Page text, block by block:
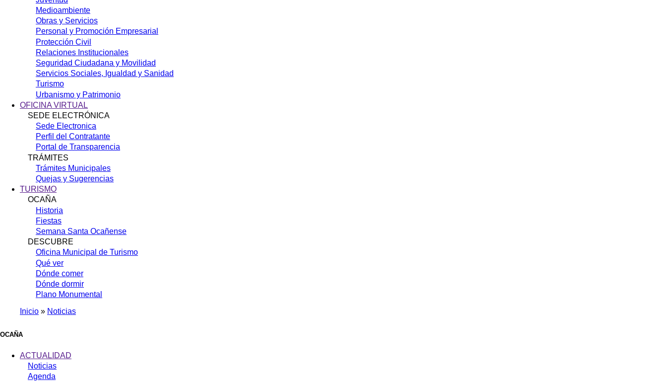
Medioambiente
Obras y Servicios
Personal y Promoción Empresarial
Protección Civil
Relaciones Institucionales
Seguridad Ciudadana y Movilidad
Servicios Sociales, Igualdad y Sanidad
Turismo
Urbanismo y Patrimonio
OFICINA VIRTUAL
SEDE ELECTRÓNICA
Sede Electronica
Perfil del Contratante
Portal de Transparencia
TRÁMITES
Trámites Municipales
Quejas y Sugerencias
TURISMO
OCAÑA
Historia
Fiestas
Semana Santa Ocañense
DESCUBRE
Oficina Municipal de Turismo
Qué ver
Dónde comer
Dónde dormir
Plano Monumental
enlaces
de
ayuda
Inicio Noticias
OCAÑA
ACTUALIDAD
Noticias
Agenda